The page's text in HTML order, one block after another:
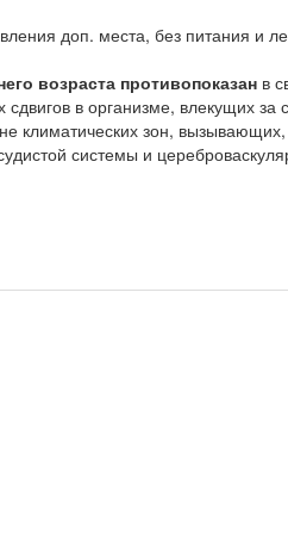
доп. места, без питания и
возраста противопоказанв
в организме, влекущих
климатических зон,
системы и